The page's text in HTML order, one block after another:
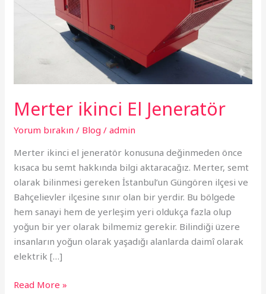
Merter ikinci El Jeneratör
Yorum bırakın / Blog /admin
Merter ikinci el jeneratör konusuna değinmeden önce
kısaca bu semt hakkında bilgi aktaracağız. Merter, semt
olarak bilinmesi gereken İstanbul’un Güngören ilçesi ve
Bahçelievler ilçesine sınır olan bir yerdir. Bu bölgede
hem sanayi hem de yerleşim yeri oldukça fazla olup
yoğun bir yer olarak bilmemiz gerekir. Bilindiği üzere
insanların yoğun olarak yaşadığı alanlarda daimî olarak
elektrik […]
Read More »